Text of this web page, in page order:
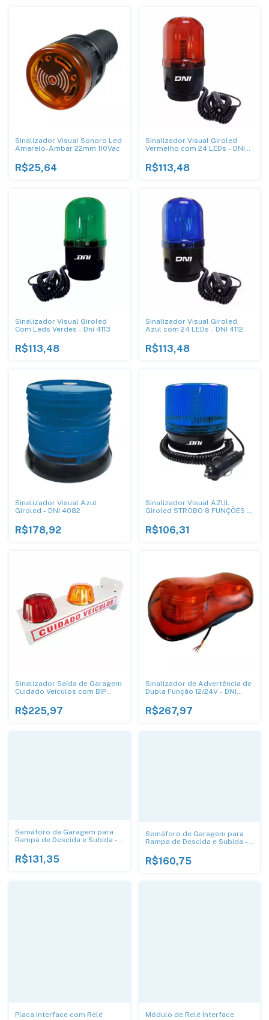
Sinalizador Visual Sonoro Led
Amarelo-Âmbar 22mm 110Vac
R$25,64
Sinalizador Visual Giroled
Vermelho com 24 LEDs - DNI
R$113,48
Sinalizador Visual Giroled
Com Leds Verdes - Dni 4113
R$113,48
Sinalizador Visual Giroled
Azul com 24 LEDs - DNI 4112
R$113,48
Sinalizador Visual Azul
Giroled - DNI 4082
R$178,92
Sinalizador Visual AZUL
Giroled STROBO 8 FUNÇÕES -
R$106,31
Sinalizador Saída de Garagem
Cuidado Veículos com BIP
R$225,97
Sinalizador de Advertência de
Dupla Função 12/24V - DNI
R$267,97
Semáforo de Garagem para
Rampa de Descida e Subida -
R$131,35
Semáforo de Garagem para
Rampa de Descida e Subida -
R$160,75
Placa Interface com Relé
Módulo de Relé Interface